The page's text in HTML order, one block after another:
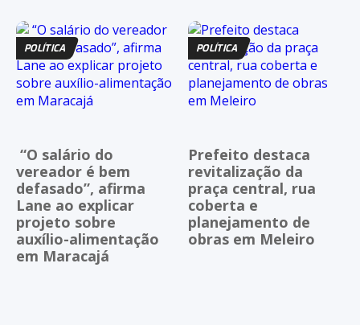
POLÍTICA
“O salário do
vereador é bem
defasado”, afirma
Lane ao explicar
projeto sobre
auxílio-alimentação
em Maracajá
POLÍTICA
Prefeito destaca
revitalização da
praça central, rua
coberta e
planejamento de
obras em Meleiro